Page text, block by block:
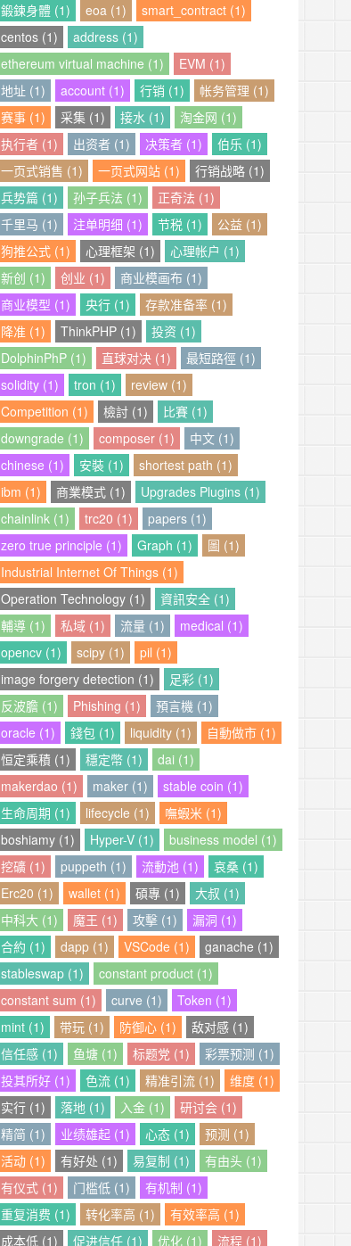
鍛鍊身體 (1)
eoa (1)
smart_contract (1)
centos (1)
address (1)
ethereum virtual machine (1)
EVM (1)
地址 (1)
account (1) 行销 (1)
帐务管理 (1)
赛事 (1)
采集 (1) 接水 (1)
淘金网 (1)
执行者 (1)
出资者 (1) 决策者 (1)
伯乐 (1)
一页式销售 (1)
一页式网站 (1)
行销战略 (1)
兵势篇 (1)
孙子兵法 (1)
正奇法 (1)
千里马 (1)
注单明细 (1) 节税 (1)
公益 (1)
狗推公式 (1)
心理框架 (1)
心理帐户 (1)
新创 (1)
创业 (1)
商业模画布 (1)
商业模型 (1)
央行 (1)
存款准备率 (1)
降准 (1)
ThinkPHP (1)
投资 (1)
DolphinPhP (1)
直球对决 (1)
最短路徑 (1)
solidity (1)
tron (1)
review (1)
Competition (1)
檢討 (1)
比賽 (1)
downgrade (1)
composer (1)
中文 (1)
chinese (1)
安裝 (1)
shortest path (1)
ibm (1)
商業模式 (1)
Upgrades Plugins (1)
chainlink (1)
trc20 (1)
papers (1)
zero true principle (1)
Graph (1)
圖 (1)
Industrial Internet Of Things (1)
Operation Technology (1)
資訊安全 (1)
輔導 (1)
私域 (1) 流量 (1)
medical (1)
opencv (1)
scipy (1)
pil (1)
image forgery detection (1)
足彩 (1)
反波膽 (1)
Phishing (1)
預言機 (1)
oracle (1)
錢包 (1) liquidity (1)
自動做市 (1)
恒定乘積 (1)
穩定幣 (1)
dai (1)
makerdao (1)
maker (1)
stable coin (1)
生命周期 (1)
lifecycle (1)
嘸蝦米 (1)
boshiamy (1)
Hyper-V (1)
business model (1)
挖礦 (1)
puppeth (1) 流動池 (1)
哀桑 (1)
Erc20 (1)
wallet (1) 碩專 (1)
大叔 (1)
中科大 (1)
魔王 (1) 攻擊 (1)
漏洞 (1)
合約 (1)
dapp (1) VSCode (1)
ganache (1)
stableswap (1)
constant product (1)
constant sum (1)
curve (1)
Token (1)
mint (1)
带玩 (1) 防御心 (1)
敌对感 (1)
信任感 (1)
鱼塘 (1) 标题党 (1)
彩票预测 (1)
投其所好 (1)
色流 (1) 精准引流 (1)
维度 (1)
实行 (1)
落地 (1) 入金 (1)
研讨会 (1)
精简 (1)
业绩雄起 (1) 心态 (1)
预测 (1)
活动 (1)
有好处 (1) 易复制 (1)
有由头 (1)
有仪式 (1)
门槛低 (1)
有机制 (1)
重复消费 (1)
转化率高 (1)
有效率高 (1)
成本低 (1)
促进信任 (1) 优化 (1) 流程 (1)